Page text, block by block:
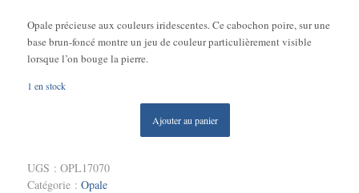
Opale précieuse aux couleurs iridescentes. Ce cabochon poire, sur une
base brun-foncé montre un jeu de couleur particulièrement visible
lorsque l’on bouge la pierre.
1 en stock
Ajouter au panier
UGS : OPL17070
Catégorie : Opale